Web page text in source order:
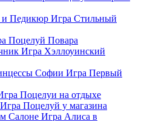
Игра Стильный
Поцелуй Повара
Игра Хэллоуинский
Игра Первый
Поцелуи на отдыхе
Игра Поцелуй у магазина
Игра Алиса в